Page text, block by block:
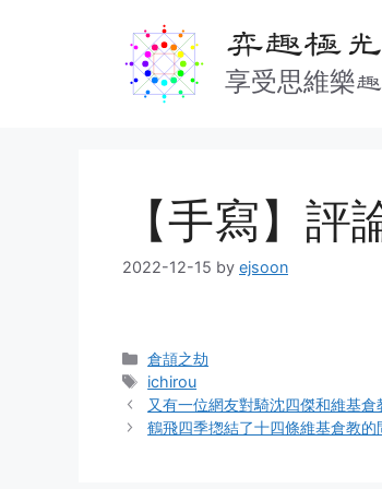
弈趣極光
享受思維樂趣
【手寫】評
2022-12-15 by ejsoon
Categories
倉頡之劫
Tags
ichirou
又有一位網友對騎沈四傑和維基
鶴飛四季揔結了十四條維基倉教的